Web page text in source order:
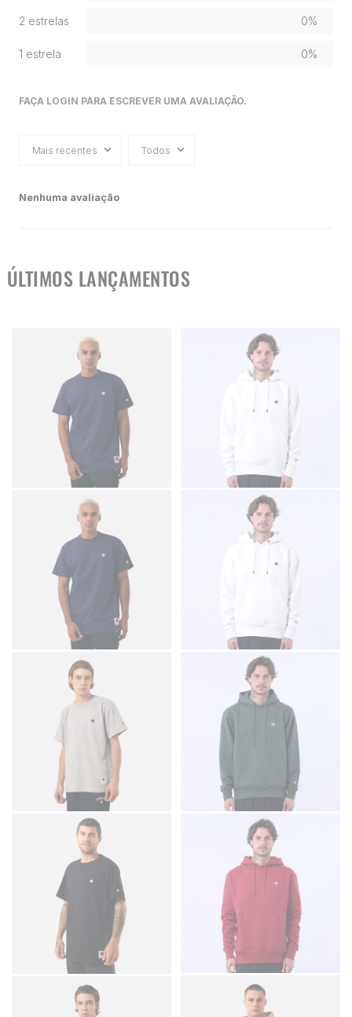
2 estrelas 0%
1 estrela 0%
FAÇA LOGIN PARA ESCREVER UMA AVALIAÇÃO.
Mais recentes Todos
Nenhuma avaliação
ÚLTIMOS LANÇAMENTOS